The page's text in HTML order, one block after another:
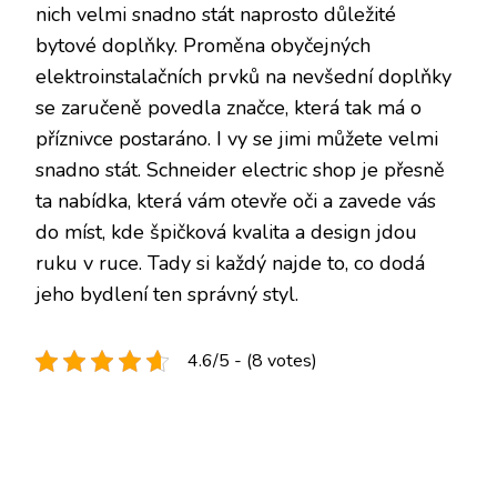
nich velmi snadno stát naprosto důležité
bytové doplňky. Proměna obyčejných
elektroinstalačních prvků na nevšední doplňky
se zaručeně povedla značce, která tak má o
příznivce postaráno. I vy se jimi můžete velmi
snadno stát. Schneider electric shop je přesně
ta nabídka, která vám otevře oči a zavede vás
do míst, kde špičková kvalita a design jdou
ruku v ruce. Tady si každý najde to, co dodá
jeho bydlení ten správný styl.
4.6/5 - (8 votes)